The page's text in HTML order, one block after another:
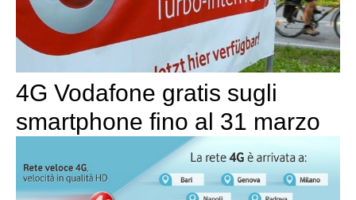
4G Vodafone gratis sugli
smartphone fino al 31 marzo